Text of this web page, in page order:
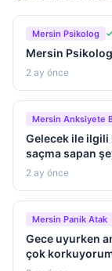
Mersin Psikolog
Mersin Psikolog
2 ay önce
Mersin Anksiyete
Gelecek ile ilgili
saçma sapan
2 ay önce
Mersin Panik Atak
Gece uyurken
çok